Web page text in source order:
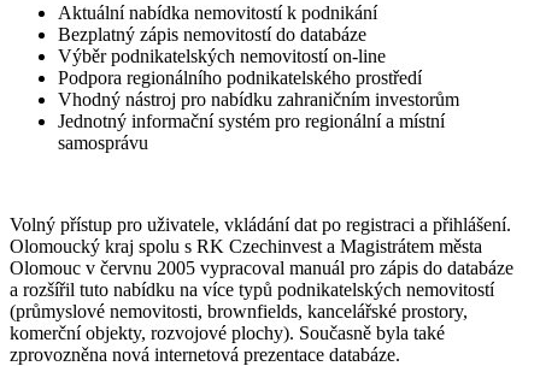
Aktuální nabídka nemovitostí k podnikání
Bezplatný zápis nemovitostí do databáze
Výběr podnikatelských nemovitostí on-line
Podpora regionálního podnikatelského prostředí
Vhodný nástroj pro nabídku zahraničním investorům
Jednotný informační systém pro regionální a místní
samosprávu
Volný přístup pro uživatele, vkládání dat po registraci a přihlášení.
Olomoucký kraj spolu s RK Czechinvest a Magistrátem města
Olomouc v červnu 2005 vypracoval manuál pro zápis do databáze
a rozšířil tuto nabídku na více typů podnikatelských nemovitostí
(průmyslové nemovitosti, brownfields, kancelářské prostory,
komerční objekty, rozvojové plochy). Současně byla také
zprovozněna nová internetová prezentace databáze.